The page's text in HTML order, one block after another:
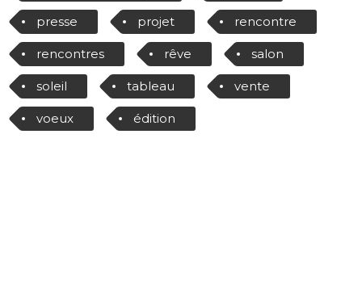
presse projet rencontre
rencontres rêve salon
soleil tableau vente
voeux édition